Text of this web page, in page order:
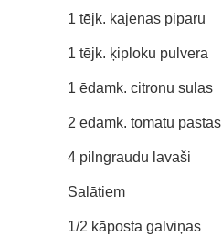
1 tējk. kajenas piparu
1 tējk. ķiploku pulvera
1 ēdamk. citronu sulas
2 ēdamk. tomātu pastas
4 pilngraudu lavaši
Salātiem
1/2 kāposta galviņas